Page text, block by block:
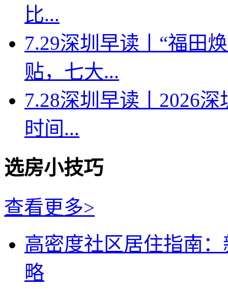
比...
7.29深圳早读丨“福田
贴，七大...
7.28深圳早读丨2026
时间...
选房小技巧
查看更多>
高密度社区居住指南
略